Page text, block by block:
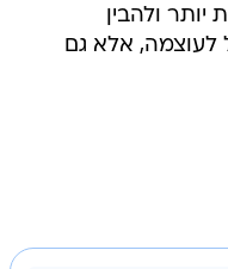
ולהבין
אלא גם